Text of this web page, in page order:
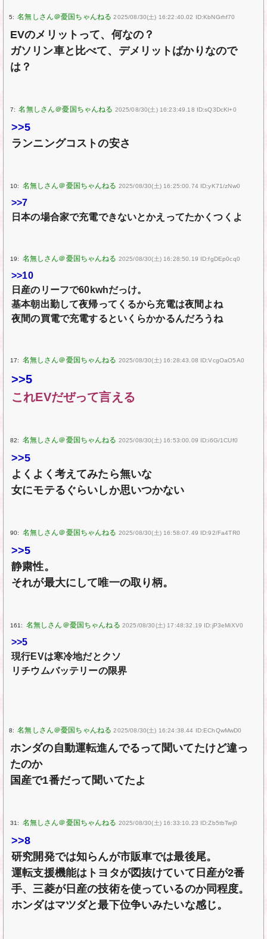
5: 2025/08/30(土) 16:22:40.02 ID:KbNGrhf70
EVのメリットって、何なの？
ガソリン車と比べて、デメリットばかりなので
は？
7: 2025/08/30(土) 16:23:49.18 ID:sQ3DcKl+0
>>5
ランニングコストの安さ
10: 2025/08/30(土) 16:25:00.74 ID:yK71/zNw0
>>7
日本の場合家で充電できないとかえってたかくつくよ
19: 2025/08/30(土) 16:28:50.19 ID:fgDEp0cq0
>>10
日産のリーフで60kwhだっけ。
基本朝出勤して夜帰ってくるから充電は夜間よね
夜間の買電で充電するといくらかかるんだろうね
17: 2025/08/30(土) 16:28:43.08 ID:VcgOaO5A0
>>5
これEVだぜって言える
82: 2025/08/30(土) 16:53:00.09 ID:i6G/1CUf0
>>5
よくよく考えてみたら無いな
女にモテるぐらいしか思いつかない
90: 2025/08/30(土) 16:58:07.49 ID:92/Fa4TR0
>>5
静粛性。
それが最大にして唯一の取り柄。
161: 2025/08/30(土) 17:48:32.19 ID:jP3eMiXV0
>>5
現行EVは寒冷地だとクソ
リチウムバッテリーの限界
8: 2025/08/30(土) 16:24:38.44 ID:EChQwMwD0
ホンダの自動運転進んでるって聞いてたけど違っ
たのか
国産で1番だって聞いてたよ
31: 2025/08/30(土) 16:33:10.23 ID:Zb5tbTwj0
>>8
研究開発では知らんが市販車では最後尾。
運転支援機能はトヨタが図抜けていて日産が2番
手、三菱が日産の技術を使っているのか同程度。
ホンダはマツダと最下位争いみたいな感じ。